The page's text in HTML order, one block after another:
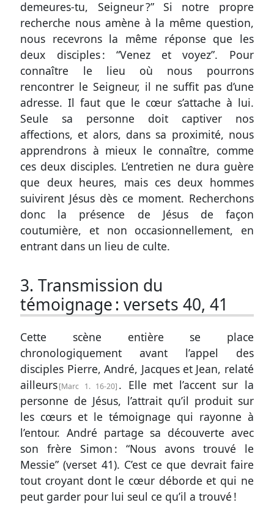
demeures-tu, Seigneur ?” Si notre propre
recherche nous amène à la même question,
nous recevrons la même réponse que les
deux disciples : “Venez et voyez”. Pour
connaître le lieu où nous pourrons
rencontrer le Seigneur, il ne suffit pas d’une
adresse. Il faut que le cœur s’attache à lui.
Seule sa personne doit captiver nos
affections, et alors, dans sa proximité, nous
apprendrons à mieux le connaître, comme
ces deux disciples. L’entretien ne dura guère
que deux heures, mais ces deux hommes
suivirent Jésus dès ce moment. Recherchons
donc la présence de Jésus de façon
coutumière, et non occasionnellement, en
entrant dans un lieu de culte.
3. Transmission du
témoignage :versets 40, 41
Cette scène entière se place
chronologiquement avant l’appel des
disciples Pierre, André, Jacques et Jean, relaté
ailleurs Marc 1. 16-20 . Elle met l’accent sur la
personne de Jésus, l’attrait qu’il produit sur
les cœurs et le témoignage qui rayonne à
l’entour. André partage sa découverte avec
son frère Simon : “Nous avons trouvé le
Messie” (verset 41). C’est ce que devrait faire
tout croyant dont le cœur déborde et qui ne
peut garder pour lui seul ce qu’il a trouvé !